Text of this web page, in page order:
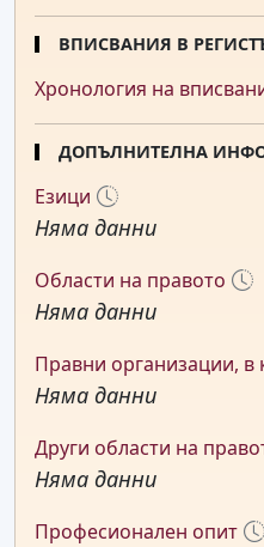
ВПИСВАНИЯ В
Хронология на
ДОПЪЛНИТЕЛНА
Езици
Няма данни
Области на правото
Няма данни
Правни организации, в
Няма данни
Други области на
Няма данни
Професионален опит